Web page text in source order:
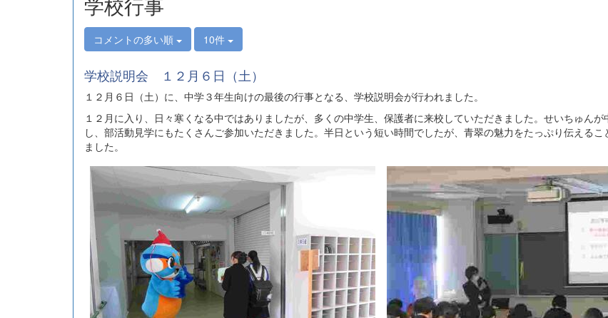
コメントの多い順 10件
学校説明会 １２月６日（土）
１２月６日（土）に、中学３年生向けの最後の行事となる、学校説明会が行われました。
１２月に入り、日々寒くなる中ではありましたが、多くの中学生、保護者に来校していただきました。せいちゅん
し、部活動見学にもたくさんご参加いただきました。半日という短い時間でしたが、青翠の魅力をたっぷり伝える
ました。